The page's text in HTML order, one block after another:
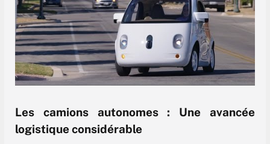
Les camions autonomes : Une avancée
logistique considérable